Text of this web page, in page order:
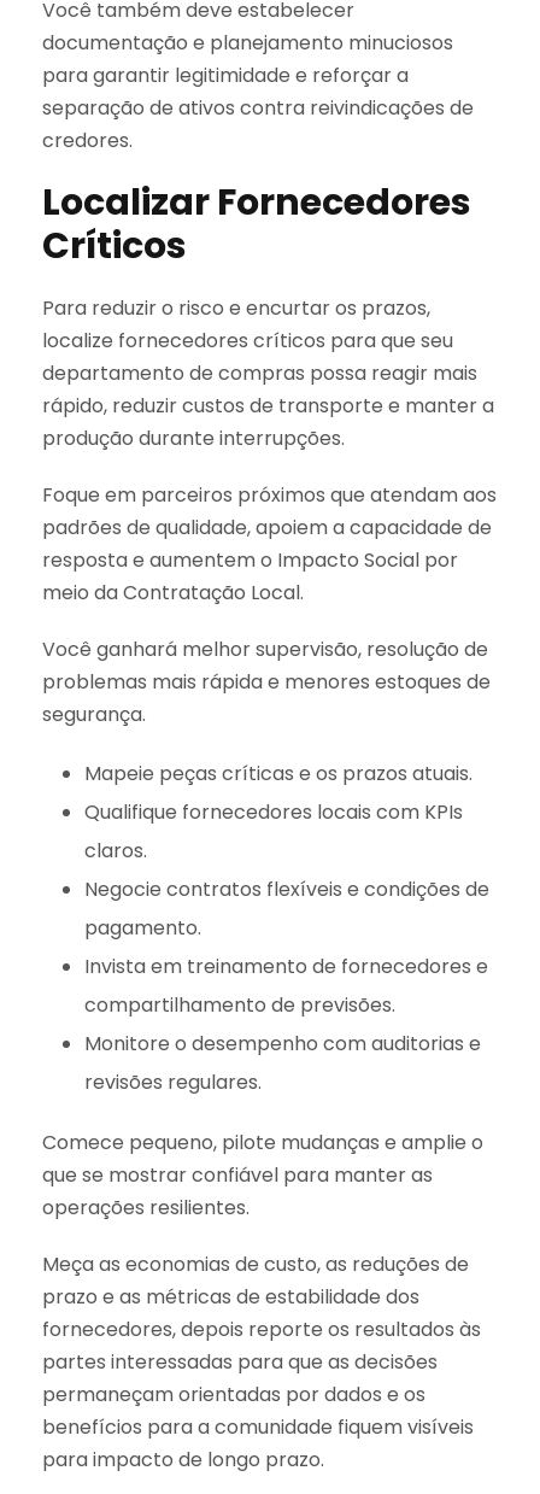
Você também deve estabelecer
documentação e planejamento minuciosos
para garantir legitimidade e reforçar a
separação de ativos contra reivindicações de
credores.
Localizar Fornecedores
Críticos
Para reduzir o risco e encurtar os prazos,
localize fornecedores críticos para que seu
departamento de compras possa reagir mais
rápido, reduzir custos de transporte e manter a
produção durante interrupções.
Foque em parceiros próximos que atendam aos
padrões de qualidade, apoiem a capacidade de
resposta e aumentem o Impacto Social por
meio da Contratação Local.
Você ganhará melhor supervisão, resolução de
problemas mais rápida e menores estoques de
segurança.
Mapeie peças críticas e os prazos atuais.
Qualifique fornecedores locais com KPIs
claros.
Negocie contratos flexíveis e condições de
pagamento.
Invista em treinamento de fornecedores e
compartilhamento de previsões.
Monitore o desempenho com auditorias e
revisões regulares.
Comece pequeno, pilote mudanças e amplie o
que se mostrar confiável para manter as
operações resilientes.
Meça as economias de custo, as reduções de
prazo e as métricas de estabilidade dos
fornecedores, depois reporte os resultados às
partes interessadas para que as decisões
permaneçam orientadas por dados e os
benefícios para a comunidade fiquem visíveis
para impacto de longo prazo.